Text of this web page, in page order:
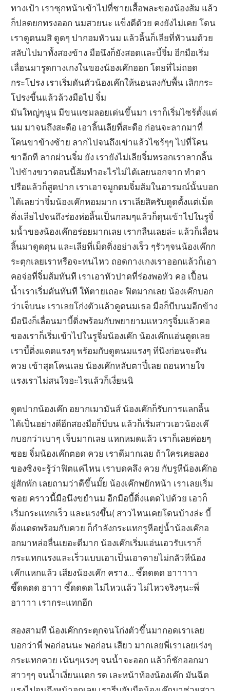
ทางเป้า เราซุกหน้าเข้าไปที่ชายเสื้อพละของน้องส้ม แล้ว
ก็ปลดยกทรงออก นมสวยนะ แข็งดีด้วย คงยังไม่เคย โดน
เราดูดนมสิ ดูดๆ ปากอมหัวนม แล้วลิ้นก็เลียที่หัวนมด้วย
สลับไปมาทั้งสองข้าง มือนึงก็ยังสอดและบี้จิ๋ม อีกมือเริ่ม
เลื่อนมารูดกางเกงในของน้องเค๊กออก โดยที่ไม่ถอด
กระโปรง เราเริ่มดันตัวน้องเค๊กให้นอนลงกับพื้น เลิกกระ
โปรงขี้นแล้วล้วงมือไป จิ๋ม
มันใหญ่ๆนูน มีขนแซมลอยเด่นขึ้นมา เราก็เริ่มไซร้ตั้งแต่
นม มาจนถึงสะดือ เอาลิ้นเลียที่สะดือ ก่อนจะลากมาที่
โคนขาข้างซ้าย ลากไปจนถึงเข่าแล้วไซร้ๆๆ ไปที่โคน
ขาอีกที ลากผ่านจิ๋ม ยัง เรายังไม่เลียจิ๋มหรอกเราลากลิ้น
ไปข้างขวาตอนนี้ส้มทำอะไรไม่ได้เลยนอกจาก ทำตา
ปรือแล้วก็สูดปาก เราเอาจมูกดมจิ๋มส้มในอารมณ์นั้นบอก
ได้เลยว่าจิ๋มน้องเค๊กหอมมาก เราเลียสิครับดูดตั้งแต่เม็ด
ติ่งเลียไปจนถึงร่องห่อลิ้นเป็นกลมๆแล้วก็ดุนเข้าไปในรูจิ๋
มน้ำของน้องเค๊กอร่อยมากเลย เรากลืนเลยล่ะ แล้วก็เลื่อน
ลิ้นมาดูดดุน และเลียที่เม็ดติ่งอย่างเร็ว ๆรัวๆจนน้องเค๊กก
ระตุกเลยเราหรือจะทนไหว ถอดกางเกงเราออกแล้วก็เอา
คอจ่อที่จิ๋มส้มทันที เราเอาหัวปาดที่ร่องพอหัว คอ เปื้อน
น้ำเราเริ่มดันทันที ให้ตายเถอะ ฟิตมากเลย น้องเค๊กบอก
ว่าเจ็บนะ เราเลยโก่งตัวแล้วดูดนมเธอ มือก็บีบนมอีกข้าง
มือนึงก็เลื่อนมาบี้ติ่งพร้อมกับพยายามแหวกรูจิ๋มแล้วคอ
ของเราก็เริ่มเข้าไปในรูจิ๋มน้องเค๊ก น้องเค๊กแอ่นตูดเลย
เราบี้ติ่งแตดแรงๆ พร้อมกับดูดนมแรงๆ ทีนึงก่อนจะดัน
ควย เข้าสุดโคนเลย น้องเค๊กหลับตาปี๋เลย ถอนหายใจ
แรงเราไม่สนใจอะไรแล้วก็เงี่ยนนิ
ดูดปากน้องเค๊ก อยากเมามันส์ น้องเค๊กก็รับการแลกลิ้น
ได้เป็นอย่างดีอีกสองมือก็บีบน แล้วก็เริ่มสาวเอวน้องเค๊
กบอกว่าเบาๆ เจ็บมากเลย แหกหมดแล้ว เราก็เลยค่อยๆ
ซอย จิ๋มน้องเค๊กตอด ควย เราดีมากเลย ถ้าใครเคยลอง
ของซิงจะรู้ว่าฟิตแค่ไหน เราบดคลึง ควย กับรูหีน้องเค๊กอ
ยู่สักพัก เลยถามว่าดีขึ้นมั๊ย น้องเค๊กพยักหน้า เราเลยเริ่ม
ซอย คราวนี้มือนึงขยำนม อีกมือบี้ติ่งแตดไปด้วย เอวก็
เริ่มกระแทกเร็ว และแรงขึ้น( สาวไหนเคยโดนบ้างล่ะ บี้
ติ่งแตดพร้อมกับควย ก็กำลังกระแทกรูหีอยู่น้ำน้องเค๊กอ
อกมาหล่อลื่นเยอะดีมาก น้องเค๊กเริ่มแอ่นเอวรับเราก็
กระแทกแรงและเร็วแบบเอาเป็นเอาตายไม่กลัวหีน้อง
เค๊กแหกแล้ว เสียงน้องเค๊ก คราง… ซี๊ดดดด อาาาาา
ซี๊ดดดด อาาา ซี๊ดดดด ไม่ไหวแล้ว ไม่ไหวจริงๆนะพี่
อาาาา เรากระแทกอีก
สองสามที น้องเค๊กกระตุกจนโก่งตัวขึ้นมากอดเราเลย
บอกว่าพี่ พอก่อนนะ พอก่อน เสียว มากเลยพี่เราเลยเร่งๆ
กระแทกควย เน้นๆแรงๆ จนน้ำจะออก แล้วก็ชักออกมา
สาวๆๆ จนน้ำเงี่ยนแตก รด เละหน้าท้องน้องเค๊ก มันฉีด